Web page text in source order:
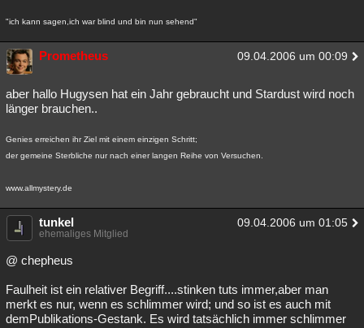
"ich kann sagen,ich war blind und bin nun sehend"
Prometheus 09.04.2006 um 00:09
aber hallo Hugysen hat ein Jahr gebraucht und Stardust wird noch
länger brauchen..
Genies erreichen ihr Ziel mit einem einzigen Schritt;
der gemeine Sterbliche nur nach einer langen Reihe von Versuchen.
www.allmystery.de
tunkel 09.04.2006 um 01:05
ehemaliges Mitglied
@ chepheus
Faulheit ist ein relativer Begriff....stinken tuts immer,aber man
merkt es nur, wenn es schlimmer wird; und so ist es auch mit
demPublikations-Gestank. Es wird tatsächlich immer schlimmer